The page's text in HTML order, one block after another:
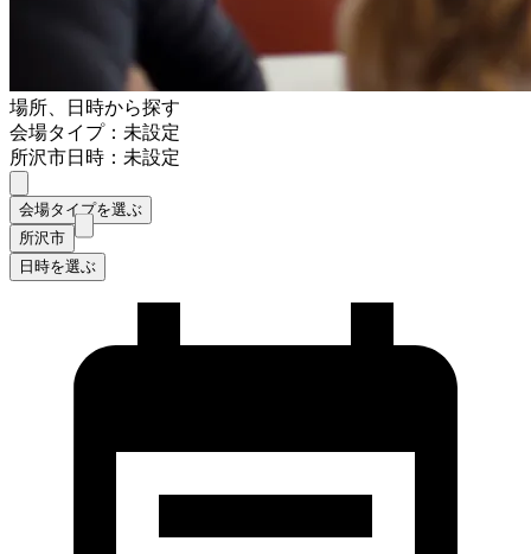
場所、日時から探す
会場タイプ：未設定
所沢市日時：未設定
会場タイプを選ぶ
所沢市
日時を選ぶ